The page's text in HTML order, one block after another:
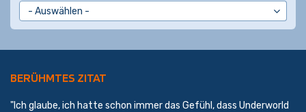
BERÜHMTES ZITAT
"Ich glaube, ich hatte schon immer das Gefühl, dass Underworld